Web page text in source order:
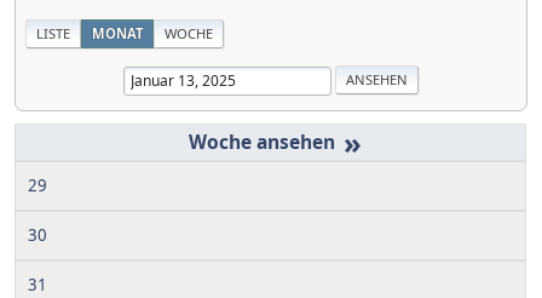
LISTE MONAT WOCHE
»
29
30
31